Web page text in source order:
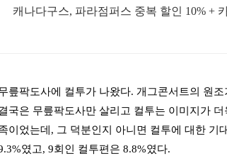
캐나다구스, 파라점퍼스 중복 할인 10% +
릎팍도사에 컬투가 나왔다. 개그콘서트의 원
국은 무릎팍도사만 살리고 컬투는 이미지가
이었는데, 그 덕분인지 아니면 컬투에 대한 기
였고, 9회인 컬투편은 8.8%였다.